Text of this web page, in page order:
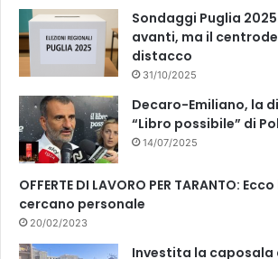
Sondaggi Puglia
avanti, ma il
distacco
31/10/2025
Decaro-Emiliano, la
“Libro possibile” di
14/07/2025
OFFERTE DI LAVORO PER TARANTO:
cercano personale
20/02/2023
Investita la caposala